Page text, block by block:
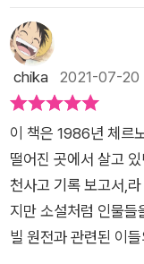
갔다. 플로히는 원전
프 등 주요 인물들의
사투와 희생을 한편의
펼쳐냈다. 우리는 35년 전의 공포에서 무엇을 배워야 하는가 신
화가 된 사건에서 현실의 교훈
각에서 우리가 점점
고 재난의 실제 원인
그러나 우리가 이미
체르노빌식 재앙이 일
노빌 히스토리'를 꺼내
훈을 얻지 않으면, 새
크다는데 의문을 제
바로 그 재앙의 서막
서 교훈을 얻지 못하
에 걸린 사람은 처음
리가 없다며 오진일
다. 이러한 일이 체르
chika 2021-07-20
이 책은 1986년 체르
떨어진 곳에서 살고
천사고 기록 보고서,
지만 소설처럼 인물
빌 원전과 관련된 이